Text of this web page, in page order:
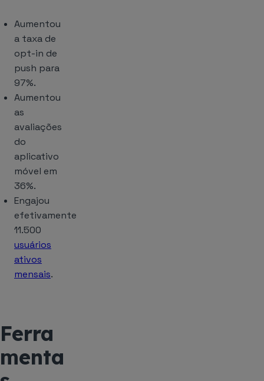
Aumentou
a taxa de
opt-in de
push para
97%.
Aumentou
as
avaliações
do
aplicativo
móvel em
36%.
Engajou
efetivamente
11.500
usuários
ativos
mensais.
Ferra
menta